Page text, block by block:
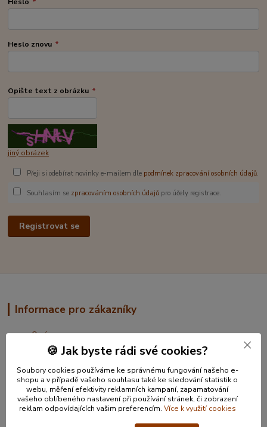
Heslo znovu *
Opište text z obrázku *
jiný obrázek
Přeji si odebírat novinky e-mailem dle podmínek zpracování osobních údajů.
Souhlasím se zpracováním osobních údajůpro účely registrace.
Registrovat se
Informace pro zákazníky
O nás
Jak nakupovat
Obchodní podmínky
Kontakty
🍪 Jak byste rádi své cookies?
Soubory cookies používáme ke správnému fungování našeho e-
shopu a v případě vašeho souhlasu také ke sledování statistik o
webu, měření efektivity reklamních kampaní, zapamatování
vašeho oblíbeného nastavení při používání stránek, či zobrazení
reklam odpovídajících vašim preferencím. Více k využití cookies